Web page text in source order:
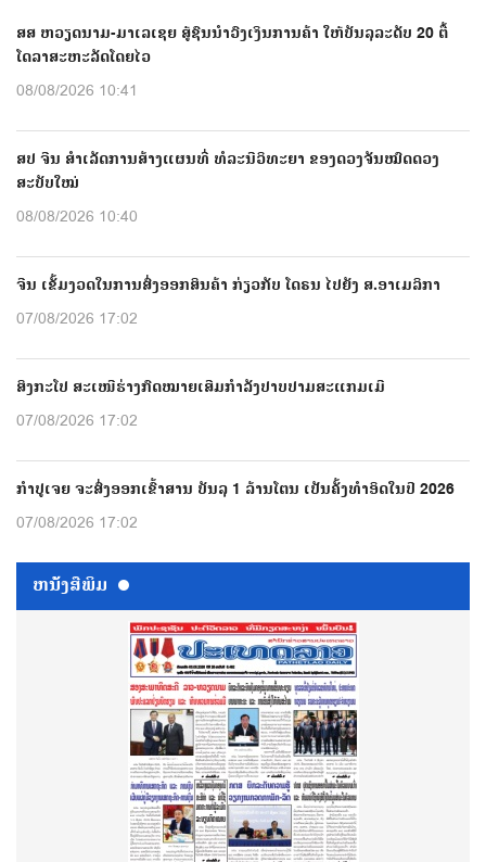
ສສ ຫວຽດນາມ-ມາເລເຊຍ ສູ້ຊົນນຳວົງເງິນການຄ້າ ໃຫ້ບັນລຸລະດັບ 20 ຕື້
ໂດລາສະຫະລັດໂດຍໄວ
08/08/2026 10:41
ສປ ຈີນ ສຳເລັດການສ້າງແຜນທີ່ ທໍລະນີວິທະຍາ ຂອງດວງຈັນໝົດດວງ
ສະບັບໃໝ່
08/08/2026 10:40
ຈີນ ເຂັ້ມງວດໃນການສົ່ງອອກສິນຄ້າ ກ່ຽວກັບ ໂດຣນ ໄປຍັງ ສ.ອາເມລິກາ
07/08/2026 17:02
ສິງກະໂປ ສະເໜີຮ່າງກົດໝາຍເສີມກຳລັງປາບປາມສະແກມເມີ
07/08/2026 17:02
ກຳປູເຈຍ ຈະສົ່ງອອກເຂົ້າສານ ບັນລຸ 1 ລ້ານໂຕນ ເປັນຄັ້ງທຳອິດໃນປີ 2026
07/08/2026 17:02
ຫນ້ັງສືພິມ